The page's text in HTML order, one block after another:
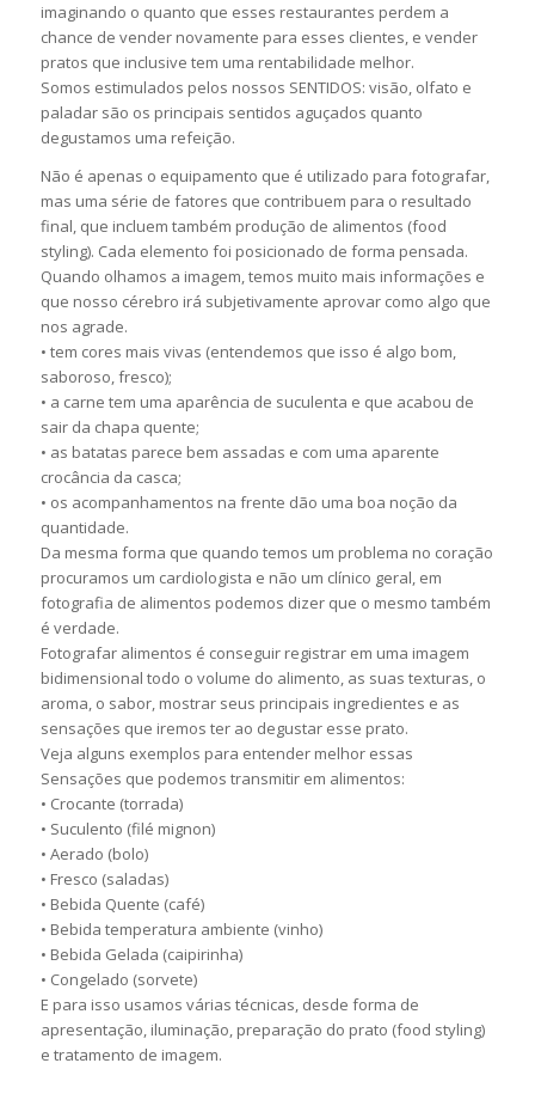
imaginando o quanto que esses restaurantes perdem a
chance de vender novamente para esses clientes, e vender
pratos que inclusive tem uma rentabilidade melhor.
Somos estimulados pelos nossos SENTIDOS: visão, olfato e
paladar são os principais sentidos aguçados quanto
degustamos uma refeição.
Não é apenas o equipamento que é utilizado para fotografar,
mas uma série de fatores que contribuem para o resultado
final, que incluem também produção de alimentos (food
styling). Cada elemento foi posicionado de forma pensada.
Quando olhamos a imagem, temos muito mais informações e
que nosso cérebro irá subjetivamente aprovar como algo que
nos agrade.
• tem cores mais vivas (entendemos que isso é algo bom,
saboroso, fresco);
• a carne tem uma aparência de suculenta e que acabou de
sair da chapa quente;
• as batatas parece bem assadas e com uma aparente
crocância da casca;
• os acompanhamentos na frente dão uma boa noção da
quantidade.
Da mesma forma que quando temos um problema no coração
procuramos um cardiologista e não um clínico geral, em
fotografia de alimentos podemos dizer que o mesmo também
é verdade.
Fotografar alimentos é conseguir registrar em uma imagem
bidimensional todo o volume do alimento, as suas texturas, o
aroma, o sabor, mostrar seus principais ingredientes e as
sensações que iremos ter ao degustar esse prato.
Veja alguns exemplos para entender melhor essas
Sensações que podemos transmitir em alimentos:
• Crocante (torrada)
• Suculento (filé mignon)
• Aerado (bolo)
• Fresco (saladas)
• Bebida Quente (café)
• Bebida temperatura ambiente (vinho)
• Bebida Gelada (caipirinha)
• Congelado (sorvete)
E para isso usamos várias técnicas, desde forma de
apresentação, iluminação, preparação do prato (food styling)
e tratamento de imagem.